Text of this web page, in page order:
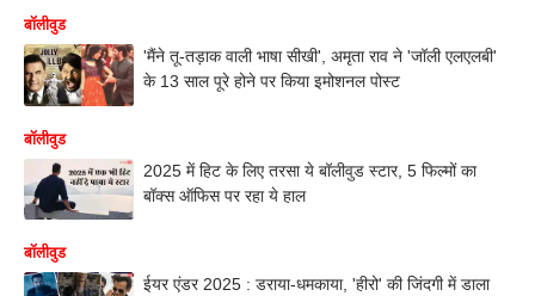
बॉलीवुड
'मैंने तू-तड़ाक वाली भाषा सीखी', अमृता राव ने 'जॉली एलएलबी'
के 13 साल पूरे होने पर किया इमोशनल पोस्ट
बॉलीवुड
2025 में हिट के लिए तरसा ये बॉलीवुड स्टार, 5 फिल्मों का
बॉक्स ऑफिस पर रहा ये हाल
बॉलीवुड
ईयर एंडर 2025 : डराया-धमकाया, 'हीरो' की जिंदगी में डाला